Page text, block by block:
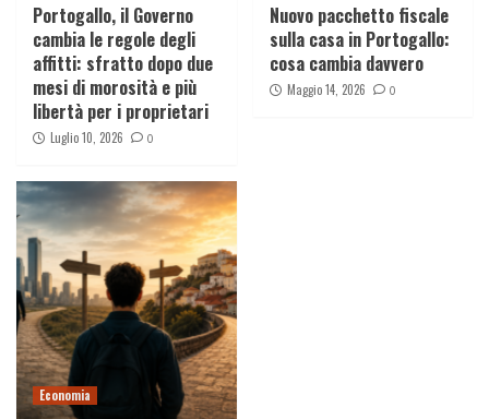
Portogallo, il Governo
cambia le regole degli
affitti: sfratto dopo due
mesi di morosità e più
libertà per i proprietari
Luglio 10, 2026 0
Nuovo pacchetto fiscale
sulla casa in Portogallo:
cosa cambia davvero
Maggio 14, 2026 0
Economia